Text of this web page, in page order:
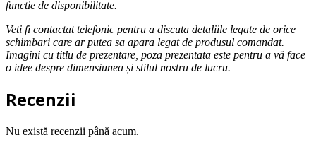
functie de disponibilitate.
Veti fi contactat telefonic pentru a discuta detaliile legate de orice
schimbari care ar putea sa apara legat de produsul comandat.
Imagini cu titlu de prezentare, poza prezentata este pentru a vă face
o idee despre dimensiunea și stilul nostru de lucru.
Recenzii
Nu există recenzii până acum.